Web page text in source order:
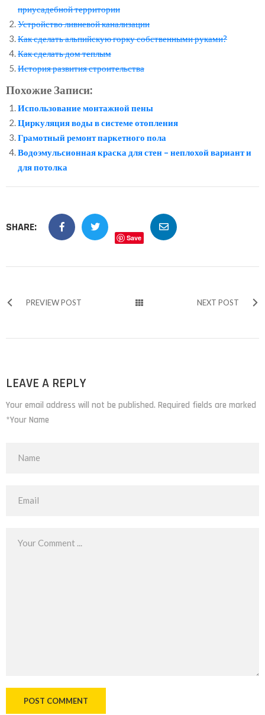
приусадебной территории
Устройство ливневой канализации
Как сделать альпийскую горку собственными руками?
Как сделать дом теплым
История развития строительства
Похожие Записи:
Использование монтажной пены
Циркуляция воды в системе отопления
Грамотный ремонт паркетного пола
Водоэмульсионная краска для стен – неплохой вариант и
для потолка
SHARE:
Save
PREVIEW POST NEXT POST
LEAVE A REPLY
Your email address will not be published. Required fields are marked
*Your Name